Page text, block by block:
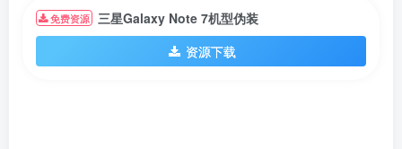
免费资源 三星Galaxy Note 7机型伪装
资源下载